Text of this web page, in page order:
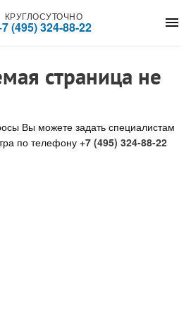
menu
КРУГЛОСУТОЧНО
(495) 324-88-22
страница не
Вы можете задать специалистам
по телефону +7 (495) 324-88-22